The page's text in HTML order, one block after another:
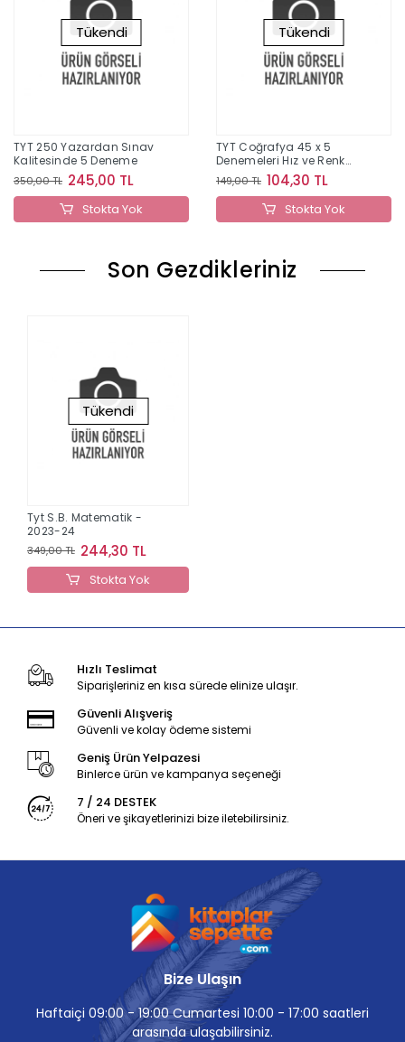
Tükendi
TYT 250 Yazardan Sınav
Kalitesinde 5 Deneme
350,00 TL 245,00 TL
Stokta Yok
Tükendi
TYT Coğrafya 45 x 5
Denemeleri Hız ve Renk
Yayınları
149,00 TL 104,30 TL
Stokta Yok
Son Gezdikleriniz
Tükendi
Tyt S.B. Matematik -
2023-24
349,00 TL 244,30 TL
Stokta Yok
Hızlı Teslimat
Siparişleriniz en kısa sürede elinize ulaşır.
Güvenli Alışveriş
Güvenli ve kolay ödeme sistemi
Geniş Ürün Yelpazesi
Binlerce ürün ve kampanya seçeneği
7 / 24 DESTEK
Öneri ve şikayetlerinizi bize iletebilirsiniz.
Bize Ulaşın
Haftaiçi 09:00 - 19:00 Cumartesi 10:00 - 17:00 saatleri
arasında ulaşabilirsiniz.